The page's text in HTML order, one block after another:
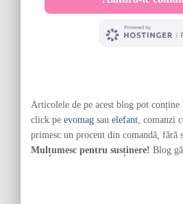
Articolele de pe acest blog pot
click pe evomag sau elefant, comanzi
primesc un procent din comandă, fără
Mulțumesc pentru susținere! Blog